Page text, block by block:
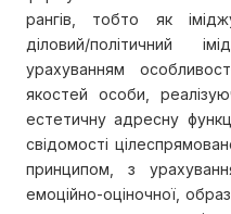
рангів, тобто як
діловий/політичний
урахуванням
якостей особи,
естетичну адресну
свідомості
принципом, з
емоційно-оціночної,